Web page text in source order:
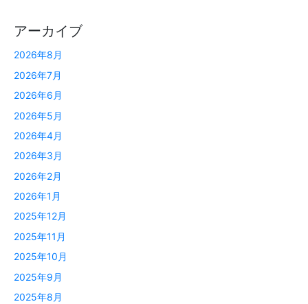
アーカイブ
2026年8月
2026年7月
2026年6月
2026年5月
2026年4月
2026年3月
2026年2月
2026年1月
2025年12月
2025年11月
2025年10月
2025年9月
2025年8月